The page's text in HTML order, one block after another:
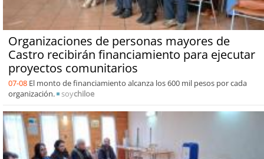
Organizaciones de personas mayores de
Castro recibirán financiamiento para ejecutar
proyectos comunitarios
07-08 El monto de financiamiento alcanza los 600 mil pesos por cada
organización.
soychiloe